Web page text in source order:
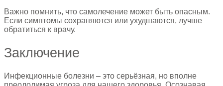
Важно помнить, что самолечение может быть опасным.
Если симптомы сохраняются или ухудшаются, лучше
обратиться к врачу.
Заключение
Инфекционные болезни – это серьёзная, но вполне